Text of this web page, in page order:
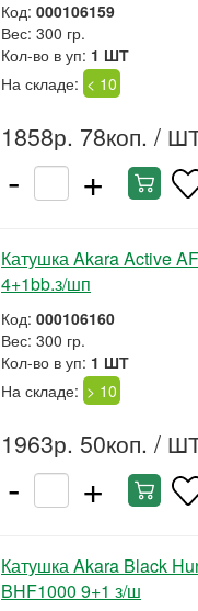
Код: 000106159
Вес: 300 гр.
Кол-во в уп: 1 ШТ
На складе: < 10
1858р. 78коп. /
- +
Катушка Akara Active
4+1bb.з/шп
Код: 000106160
Вес: 300 гр.
Кол-во в уп: 1 ШТ
На складе: > 10
1963р. 50коп. /
- +
Катушка Akara Black
BHF1000 9+1 з/ш